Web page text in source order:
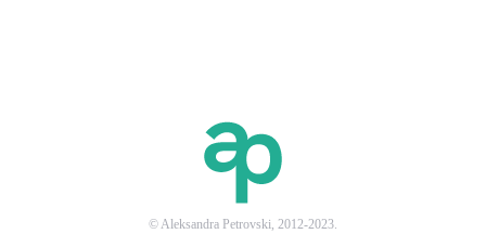
© Aleksandra Petrovski, 2012-2023.